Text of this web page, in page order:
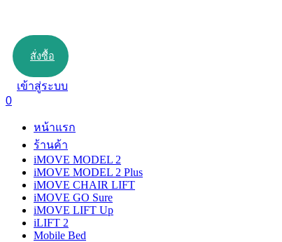
สั่งซื้อ
เข้าสู่ระบบ
0
หน้าแรก
ร้านค้า
iMOVE MODEL 2
iMOVE MODEL 2 Plus
iMOVE CHAIR LIFT
iMOVE GO Sure
iMOVE LIFT Up
iLIFT 2
Mobile Bed